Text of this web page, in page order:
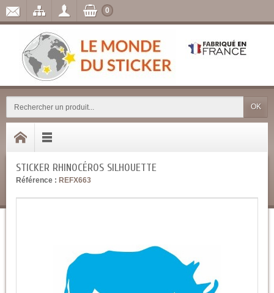
OK
0
STICKER RHINOCÉROS SILHOUETTE
Référence : REFX663